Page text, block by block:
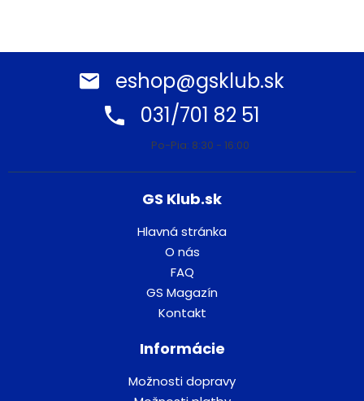
eshop@gsklub.sk
031/701 82 51
Po-Pia: 8:30 - 16:00
GS Klub.sk
Hlavná stránka
O nás
FAQ
GS Magazín
Kontakt
Informácie
Možnosti dopravy